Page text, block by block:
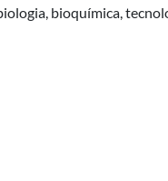
bioquímica,